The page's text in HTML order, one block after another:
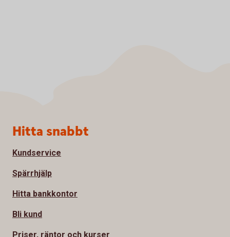
Sidfot
Hitta snabbt
Kundservice
Spärrhjälp
Hitta bankkontor
Bli kund
Priser, räntor och kurser